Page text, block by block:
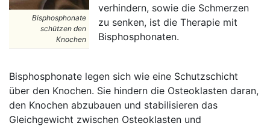
Bisphosphonate
schützen den
Knochen
verhindern, sowie die Schmerzen
zu senken, ist die Therapie mit
Bisphosphonaten.
Bisphosphonate legen sich wie eine Schutzschicht
über den Knochen. Sie hindern die Osteoklasten daran,
den Knochen abzubauen und stabilisieren das
Gleichgewicht zwischen Osteoklasten und